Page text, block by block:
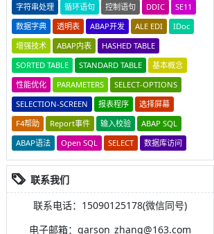
字符串处理
循环语句 控制语句 DDIC
SE11
数据字典
透明表 ABAP开发 ALE EDI
IDoc
增强技术
ABAP内表
HASHED TABLE
SORTED TABLE
STANDARD TABLE
基本概念
性能优化
PARAMETERS
SELECT-OPTIONS
SELECTION-SCREEN
报表程序
选择屏幕
F4帮助
Report事件 输入校验
ABAP SQL
ABAP语法
Open SQL SELECT 数据库访问
联系我们
联系电话：15090125178(微信同号)
电子邮箱：garson_zhang@163.com